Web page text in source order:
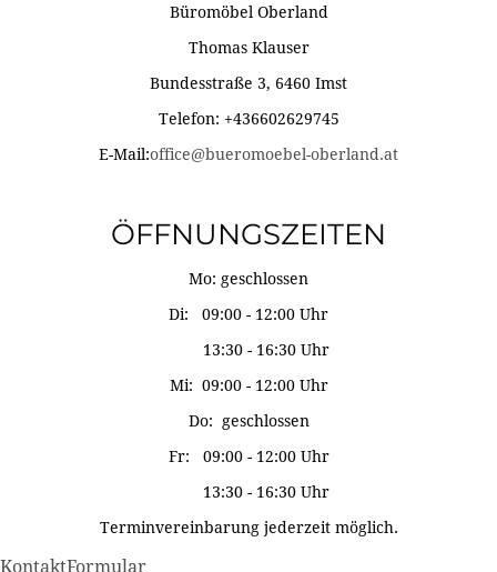
Büromöbel Oberland
Thomas Klauser
Bundesstraße 3, 6460 Imst
Telefon: +436602629745
E-Mail:office@bueromoebel-oberland.at
ÖFFNUNGSZEITEN
Mo: geschlossen
Di: 09:00 - 12:00 Uhr
13:30 - 16:30 Uhr
Mi: 09:00 - 12:00 Uhr
Do: geschlossen
Fr: 09:00 - 12:00 Uhr
13:30 - 16:30 Uhr
Terminvereinbarung jederzeit möglich.
KontaktFormular